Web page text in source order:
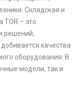
Складская и
TOR – это
решений,
качества
оборудования. В
модели, так и